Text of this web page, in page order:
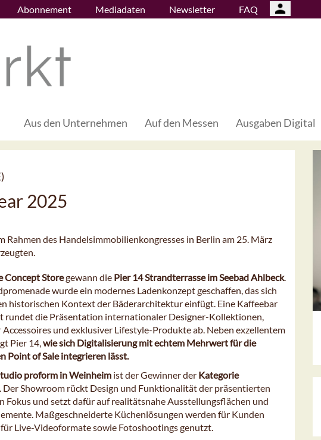
Abonnement Mediadaten Newsletter FAQ
Aus den Unternehmen Auf den Messen Ausgaben Digital
2025
des Handelsimmobilienkongresses in Berlin am 25. März
Concept Storegewann die Pier 14 Strandterrasse im Seebad Ahlbeck.
wurde ein modernes Ladenkonzept geschaffen, das sich
historischen Kontext der Bäderarchitektur einfügt. Eine Kaffeebar
rundet die Präsentation internationaler Designer-Kollektionen,
und exklusiver Lifestyle-Produkte ab. Neben exzellentem
Pier 14,wie sich Digitalisierung mit echtem Mehrwert für die
Point of Sale integrieren lässt.
proform in Weinheim ist der Gewinner der Kategorie
. Der Showroom rückt Design und Funktionalität der präsentierten
Fokus und setzt dafür auf realitätsnahe Ausstellungsflächen und
Maßgeschneiderte Küchenlösungen werden für Kunden
Live-Videoformate sowie Fotoshootings genutzt.